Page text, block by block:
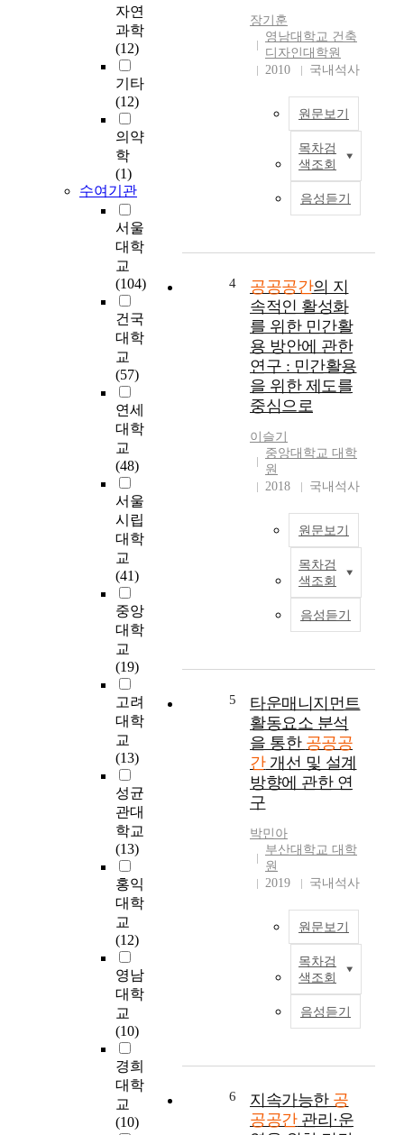
자연
과학
(12)
기타
(12)
의약
학
(1)
수여기관
서울
대학
교
(104)
건국
대학
교
(57)
연세
대학
교
(48)
서울
시립
대학
교
(41)
중앙
대학
교
(19)
고려
대학
교
(13)
성균
관대
학교
(13)
홍익
대학
교
(12)
영남
대학
교
(10)
경희
대학
교
(10)
장기훈
영남대학교 건축
디자인대학원
2010
국내석사
원문보기
목차검
색조회
음성듣기
4 공공공간의 지
속적인 활성화
를 위한 민간활
용 방안에 관한
연구 : 민간활용
을 위한 제도를
중심으로
이슬기
중앙대학교 대학
원
2018
국내석사
원문보기
목차검
색조회
음성듣기
5
타운매니지먼트
활동요소 분석
을 통한 공공공
간개선 및 설계
방향에 관한 연
구
박민아
부산대학교 대학
원
2019
국내석사
원문보기
목차검
색조회
음성듣기
6 지속가능한 공
공공간관리·운